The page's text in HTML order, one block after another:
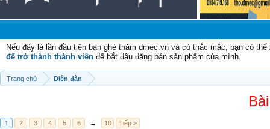
Nếu đây là lần đầu tiên bạn ghé thăm dmec.vn và có thắc mắc, bạn có
để trở thành thành viên để bắt đầu đăng bán sản phẩm của mình.
Trang chủ Diễn đàn
1 2 3 4 5 6 → 10 Tiếp >